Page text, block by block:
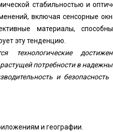
стабильностью и
включая сенсорные
материалы,
эту тенденцию.
технологические
потребности в
и
и географии.